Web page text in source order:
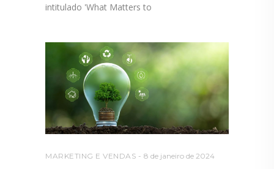
intitulado 'What Matters to
MARKETING E VENDAS 8 de janeiro de 2024